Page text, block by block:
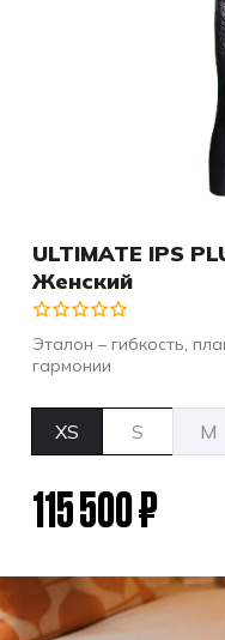
ULTIMATE IPS
Женский
Эталон – гибкость,
гармонии
XS S M
115 500 ₽